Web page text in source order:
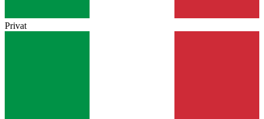
Privat